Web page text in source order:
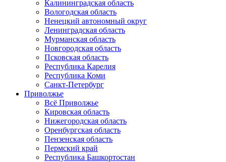
Калининградская область
Вологодская область
Ненецкий автономный округ
Ленинградская область
Мурманская область
Новгородская область
Псковская область
Республика Карелия
Республика Коми
Санкт-Петербург
Приволжье
Всё Приволжье
Кировская область
Нижегородская область
Оренбургская область
Пензенская область
Пермский край
Республика Башкортостан